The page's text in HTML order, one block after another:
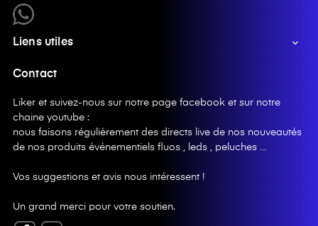
Liens utiles 
Contact
Liker et suivez-nous sur notre page facebook et sur notre
chaine youtube :
nous faisons régulièrement des directs live de nos nouveautés
de nos produits événementiels fluos , leds , peluches …
Vos suggestions et avis nous intéressent !
Un grand merci pour votre soutien.